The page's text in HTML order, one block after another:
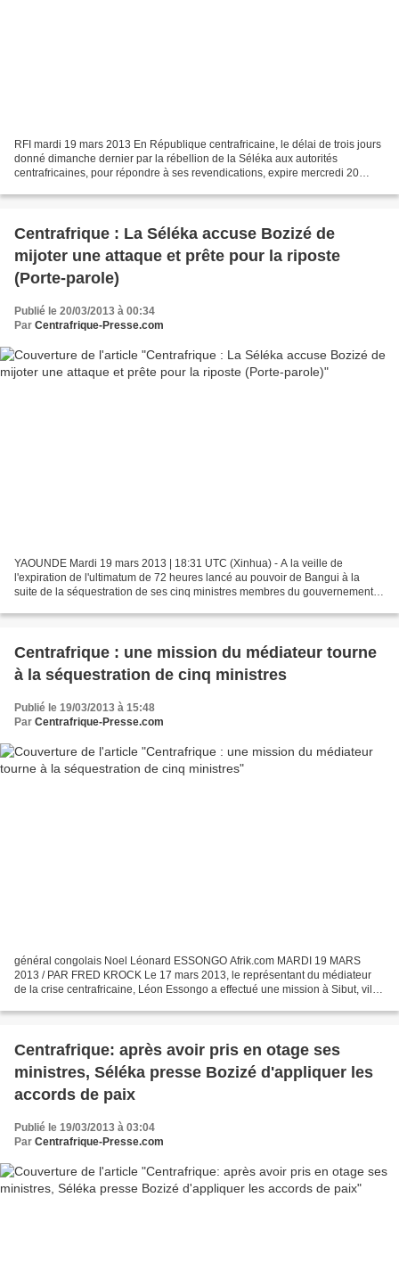
RFI mardi 19 mars 2013 En République centrafricaine, le délai de trois jours
donné dimanche dernier par la rébellion de la Séléka aux autorités
centrafricaines, pour répondre à ses revendications, expire mercredi 20
Centrafrique : La Séléka accuse Bozizé de
mijoter une attaque et prête pour la riposte
(Porte-parole)
Publié le 20/03/2013 à 00:34
Par Centrafrique-Presse.com
YAOUNDE Mardi 19 mars 2013 | 18:31 UTC (Xinhua) - A la veille de
l'expiration de l'ultimatum de 72 heures lancé au pouvoir de Bangui à la
suite de la séquestration de ses cinq ministres membres du gouvernement
Centrafrique : une mission du médiateur tourne
à la séquestration de cinq ministres
Publié le 19/03/2013 à 15:48
Par Centrafrique-Presse.com
général congolais Noel Léonard ESSONGO Afrik.com MARDI 19 MARS
2013 / PAR FRED KROCK Le 17 mars 2013, le représentant du médiateur
de la crise centrafricaine, Léon Essongo a effectué une mission à Sibut, ville
Centrafrique: après avoir pris en otage ses
ministres, Séléka presse Bozizé d'appliquer les
accords de paix
Publié le 19/03/2013 à 03:04
Par Centrafrique-Presse.com